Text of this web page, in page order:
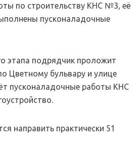
по строительству КНС №3, её
пусконаладочные
этапа подрядчик проложит
Цветному бульвару и улице
пусконаладочные работы КНС
направить практически 51